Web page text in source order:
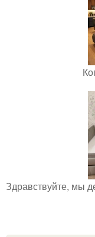
Здравствуйте, мы